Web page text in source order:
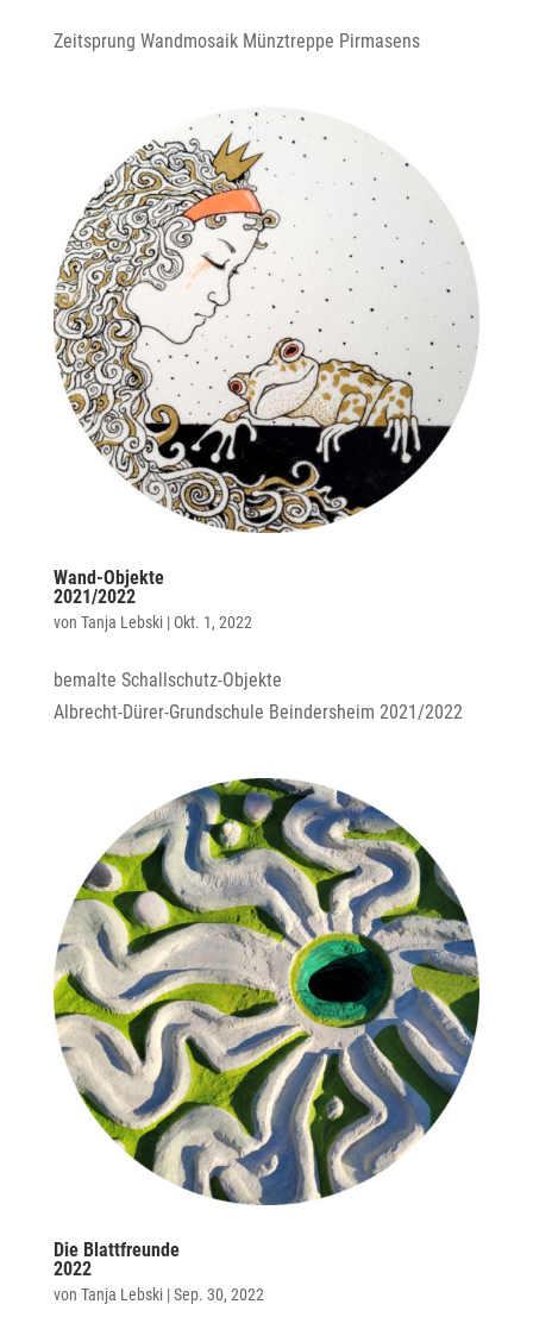
Zeitsprung Wandmosaik Münztreppe Pirmasens
Wand-Objekte
2021/2022
von Tanja Lebski| Okt. 1, 2022
bemalte Schallschutz-Objekte
Albrecht-Dürer-Grundschule Beindersheim 2021/2022
Die Blattfreunde
2022
von Tanja Lebski|Sep. 30, 2022